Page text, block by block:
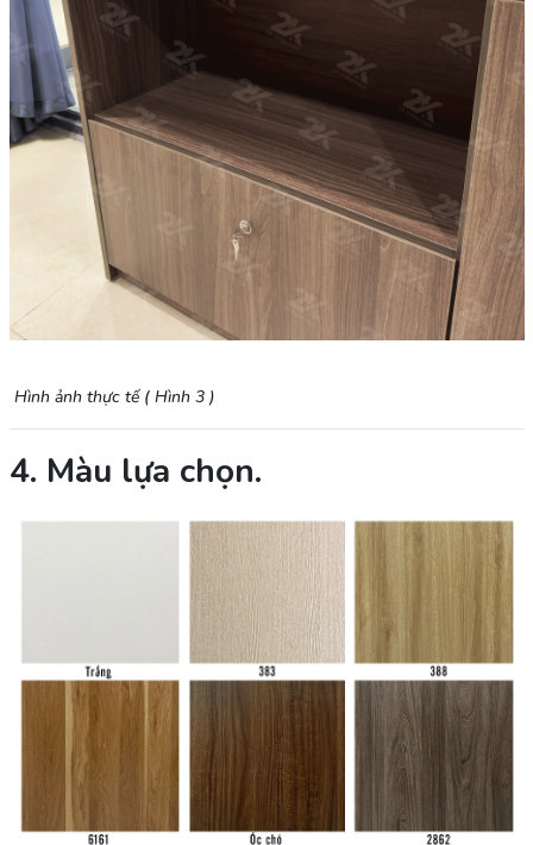
Hình ảnh thực tế ( Hình 3 )
4. Màu lựa chọn.